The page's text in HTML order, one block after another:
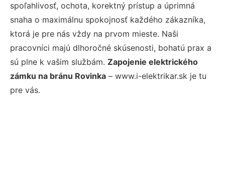
spoľahlivosť, ochota, korektný prístup a úprimná
snaha o maximálnu spokojnosť každého zákazníka,
ktorá je pre nás vždy na prvom mieste. Naši
pracovníci majú dlhoročné skúsenosti, bohatú prax a
sú plne k vašim službám. Zapojenie elektrického
zámku na bránu Rovinka – www.i-elektrikar.sk je tu
pre vás.